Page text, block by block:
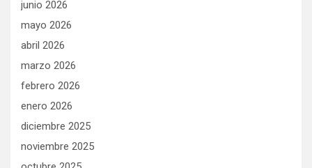
junio 2026
mayo 2026
abril 2026
marzo 2026
febrero 2026
enero 2026
diciembre 2025
noviembre 2025